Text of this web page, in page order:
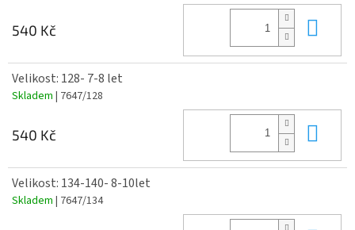
540 Kč
Velikost: 128- 7-8 let
Skladem | 7647/128
540 Kč
Velikost: 134-140- 8-10let
Skladem | 7647/134